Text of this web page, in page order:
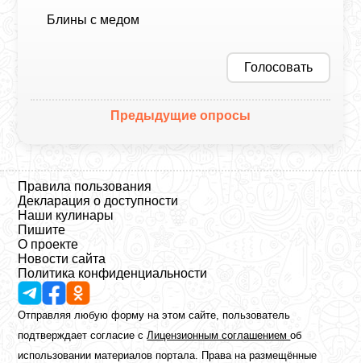
Блины с медом
Голосовать
Предыдущие опросы
Правила пользования
Декларация о доступности
Наши кулинары
Пишите
О проекте
Новости сайта
Политика конфиденциальности
Отправляя любую форму на этом сайте, пользователь
подтверждает согласие сЛицензионным соглашениемоб
использовании материалов портала. Права на размещённые